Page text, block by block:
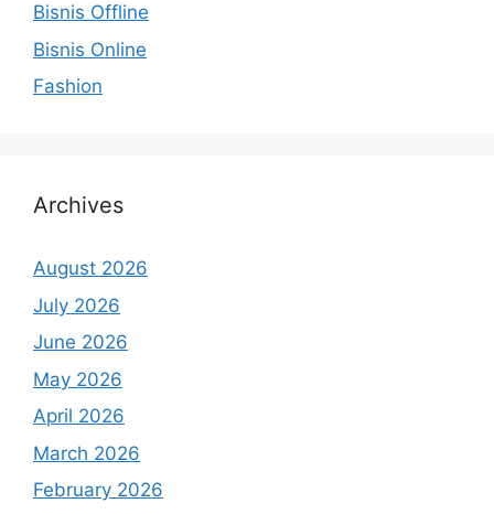
Bisnis Offline
Bisnis Online
Fashion
Archives
August 2026
July 2026
June 2026
May 2026
April 2026
March 2026
February 2026